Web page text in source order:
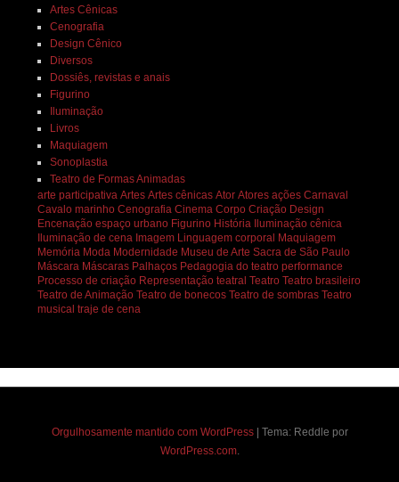
Artes Cênicas
Cenografia
Design Cênico
Diversos
Dossiês, revistas e anais
Figurino
Iluminação
Livros
Maquiagem
Sonoplastia
Teatro de Formas Animadas
arte participativa Artes Artes cênicas Ator Atores ações Carnaval
Cavalo marinho Cenografia Cinema Corpo Criação Design
Encenação espaço urbano Figurino História Iluminação cênica
Iluminação de cena Imagem Linguagem corporal Maquiagem
Memória Moda Modernidade Museu de Arte Sacra de São Paulo
Máscara Máscaras Palhaços Pedagogia do teatro performance
Processo de criação Representação teatral Teatro Teatro brasileiro
Teatro de Animação Teatro de bonecos Teatro de sombras Teatro
musical traje de cena
Orgulhosamente mantido com WordPress
Tema: Reddle por
WordPress.com.